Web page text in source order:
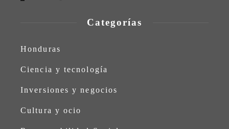
Categorías
Honduras
Ciencia y tecnología
Inversiones y negocios
Cultura y ocio